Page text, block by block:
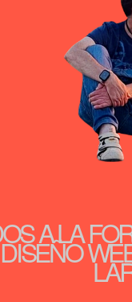
A LA